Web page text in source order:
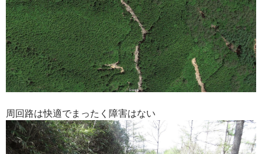
周回路は快適でまったく障害はない